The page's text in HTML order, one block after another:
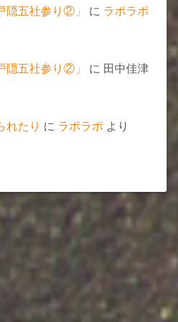
隠五社参り②」 に ラポラポ
隠五社参り②」 に 田中佳津
れたり に ラポラポ より